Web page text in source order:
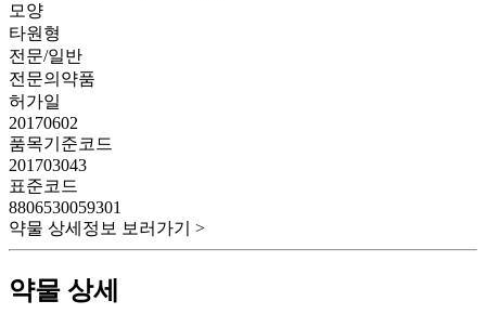
모양
타원형
전문/일반
전문의약품
허가일
20170602
품목기준코드
201703043
표준코드
8806530059301
약물 상세정보 보러가기 >
약물 상세